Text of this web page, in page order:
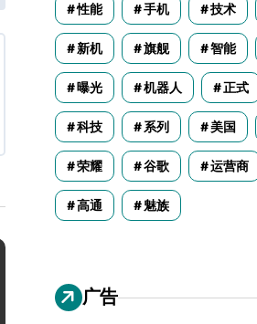
性能 手机 技术
新机 旗舰 智能
曝光 机器人 正式
科技 系列 美国
荣耀 谷歌 运营商
高通 魅族
广告